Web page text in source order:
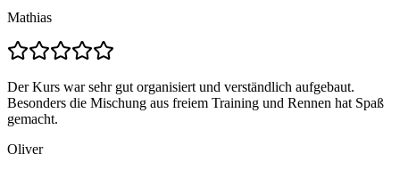
Mathias
Der Kurs war sehr gut organisiert und verständlich aufgebaut.
Besonders die Mischung aus freiem Training und Rennen hat Spaß
gemacht.
Oliver